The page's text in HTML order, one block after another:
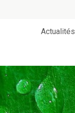
Actualités